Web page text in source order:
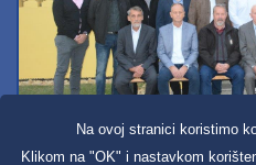
Na ovoj stranici koristimo
Klikom na "OK" i nastavkom
Svi dobravski košarkaši